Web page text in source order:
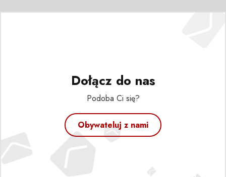
Dołącz do nas
Podoba Ci się?
Obywateluj z nami